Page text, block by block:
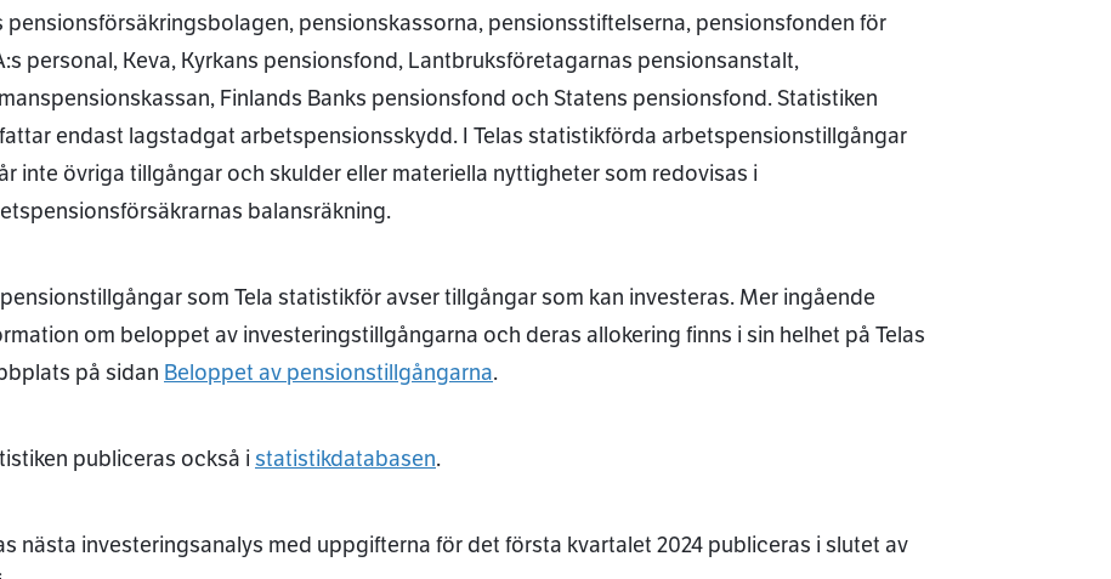
pensionsförsäkringsbolagen, pensionskassorna, pensionsstiftelserna, pensionsfonden för
personal, Keva, Kyrkans pensionsfond, Lantbruksföretagarnas pensionsanstalt,
Finlands Banks pensionsfond och Statens pensionsfond. Statistiken
endast lagstadgat arbetspensionsskydd. I Telas statistikförda arbetspensionstillgångar
inte övriga tillgångar och skulder eller materiella nyttigheter som redovisas i
balansräkning.
som Tela statistikför avser tillgångar som kan investeras. Mer ingående
om beloppet av investeringstillgångarna och deras allokering finns i sin helhet på Telas
på sidan Beloppet av pensionstillgångarna.
publiceras också istatistikdatabasen.
nästa investeringsanalys med uppgifterna för det första kvartalet 2024 publiceras i slutet av